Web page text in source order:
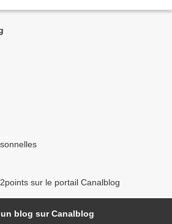
sur le portail Canalblog
un blog sur Canalblog